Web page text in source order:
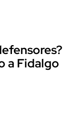
a Fidalgo